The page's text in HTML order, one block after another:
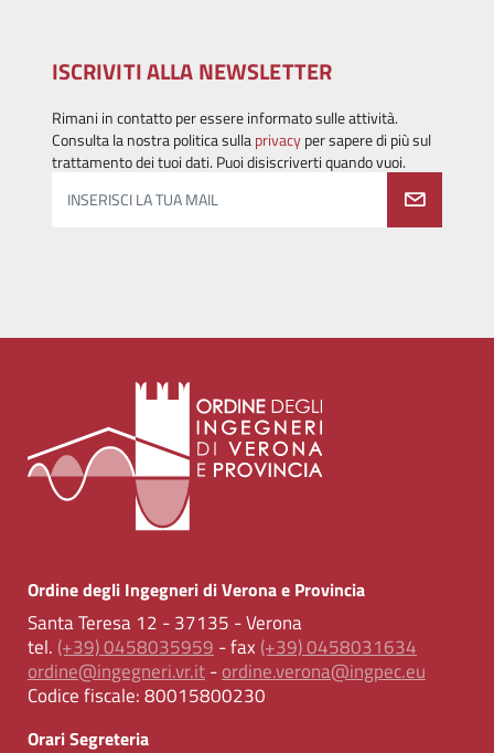
ISCRIVITI ALLA NEWSLETTER
Rimani in contatto per essere informato sulle attività.
Consulta la nostra politica sullaprivacyper sapere di più sul
trattamento dei tuoi dati. Puoi disiscriverti quando vuoi.
INSERISCI LA TUA MAIL
Ordine degli Ingegneri di Verona e Provincia
Santa Teresa 12 - 37135 - Verona
tel. (+39) 0458035959 - fax (+39) 0458031634
ordine@ingegneri.vr.it-ordine.verona@ingpec.eu
Codice fiscale:80015800230
Orari Segreteria